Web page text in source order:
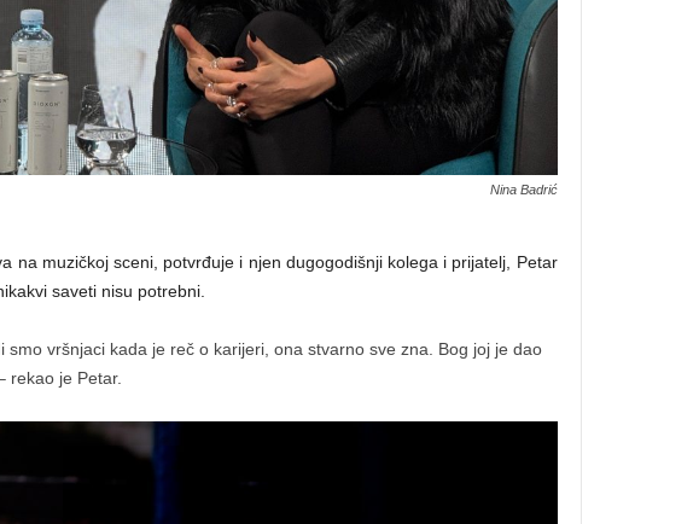
Nina Badrić
na muzičkoj sceni, potvrđuje i njen dugogodišnji kolega i prijatelj, Petar
saveti nisu potrebni.
smo vršnjaci kada je reč o karijeri, ona stvarno sve zna. Bog joj je dao
rekao je Petar.